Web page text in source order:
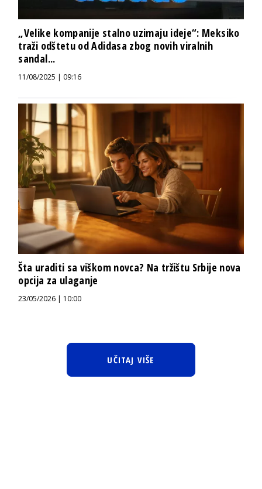
„Velike kompanije stalno uzimaju ideje“: Meksiko
traži odštetu od Adidasa zbog novih viralnih
sandal...
11/08/2025 | 09:16
Šta uraditi sa viškom novca? Na tržištu Srbije nova
opcija za ulaganje
23/05/2026 | 10:00
UČITAJ VIŠE